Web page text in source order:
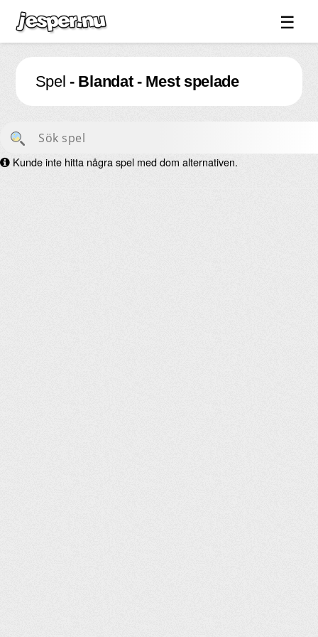
☰
Spel ↓
Bilder ↓
Forum ↓
Länkar
Videos
Spel - Blandat - Mest spelade
Kunde inte hitta några spel med dom alternativen.